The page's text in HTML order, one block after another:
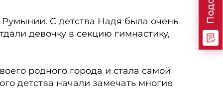
С детства Надя была очень
девочку в секцию гимнастику,
родного города и стала самой
детства начали замечать многие